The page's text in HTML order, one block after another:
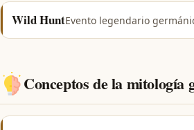
Wild HuntEvento legendario
Conceptos de la mitología